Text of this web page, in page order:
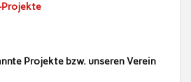
Projekte
Projekte bzw. unseren Verein